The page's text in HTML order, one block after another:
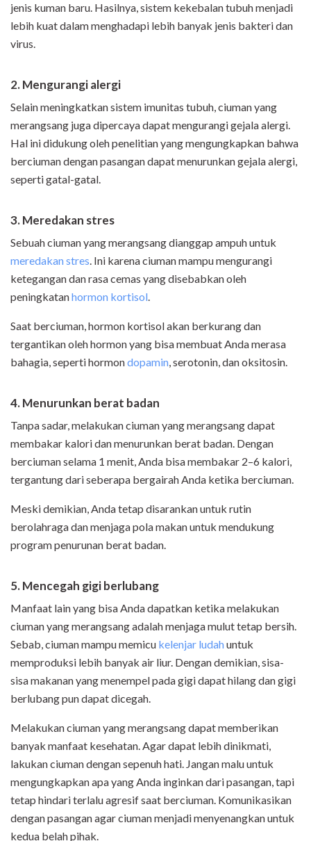
jenis kuman baru. Hasilnya, sistem kekebalan tubuh menjadi
lebih kuat dalam menghadapi lebih banyak jenis bakteri dan
virus.
2. Mengurangi alergi
Selain meningkatkan sistem imunitas tubuh, ciuman yang
merangsang juga dipercaya dapat mengurangi gejala alergi.
Hal ini didukung oleh penelitian yang mengungkapkan bahwa
berciuman dengan pasangan dapat menurunkan gejala alergi,
seperti gatal-gatal.
3. Meredakan stres
Sebuah ciuman yang merangsang dianggap ampuh untuk
meredakan stres. Ini karena ciuman mampu mengurangi
ketegangan dan rasa cemas yang disebabkan oleh
peningkatanhormon kortisol.
Saat berciuman, hormon kortisol akan berkurang dan
tergantikan oleh hormon yang bisa membuat Anda merasa
bahagia, seperti hormondopamin, serotonin, dan oksitosin.
4. Menurunkan berat badan
Tanpa sadar, melakukan ciuman yang merangsang dapat
membakar kalori dan menurunkan berat badan. Dengan
berciuman selama 1 menit, Anda bisa membakar 2–6 kalori,
tergantung dari seberapa bergairah Anda ketika berciuman.
Meski demikian, Anda tetap disarankan untuk rutin
berolahraga dan menjaga pola makan untuk mendukung
program penurunan berat badan.
5. Mencegah gigi berlubang
Manfaat lain yang bisa Anda dapatkan ketika melakukan
ciuman yang merangsang adalah menjaga mulut tetap bersih.
Sebab, ciuman mampu memicu kelenjar ludahuntuk
memproduksi lebih banyak air liur. Dengan demikian, sisa-
sisa makanan yang menempel pada gigi dapat hilang dan gigi
berlubang pun dapat dicegah.
Melakukan ciuman yang merangsang dapat memberikan
banyak manfaat kesehatan. Agar dapat lebih dinikmati,
lakukan ciuman dengan sepenuh hati. Jangan malu untuk
mengungkapkan apa yang Anda inginkan dari pasangan, tapi
tetap hindari terlalu agresif saat berciuman. Komunikasikan
dengan pasangan agar ciuman menjadi menyenangkan untuk
kedua belah pihak.